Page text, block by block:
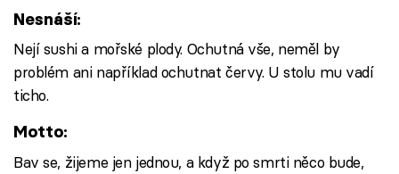
Nesnáší:
Nejí sushi a mořské plody. Ochutná vše, neměl by
problém ani například ochutnat červy. U stolu mu vadí
ticho.
Motto:
Bav se, žijeme jen jednou, a když po smrti něco bude,